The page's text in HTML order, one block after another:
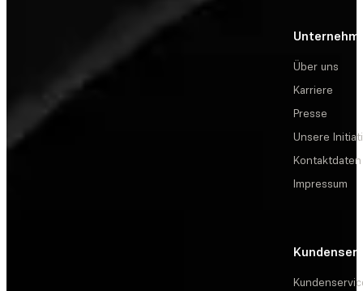
Über uns
Karriere
Presse
Unsere
Kontaktdaten
Impressum